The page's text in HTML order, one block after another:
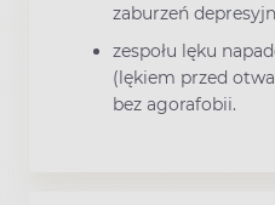
zaburzeń
zespołu lęku
(lękiem przed
bez agorafobii.